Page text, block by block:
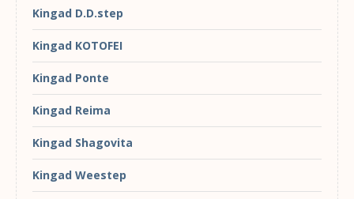
Kingad D.D.step
Kingad KOTOFEI
Kingad Ponte
Kingad Reima
Kingad Shagovita
Kingad Weestep